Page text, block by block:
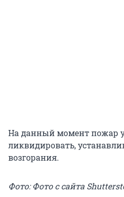
На данный момент пожар
ликвидировать,
возгорания.
Фото: Фото с сайта